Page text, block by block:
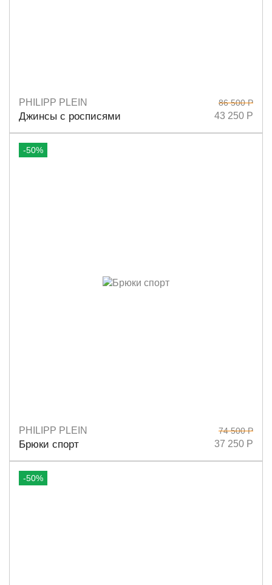
Размеры
PHILIPP PLEIN
Джинсы с росписями
86 500 Р
43 250 Р
-50%
Размеры
PHILIPP PLEIN
Брюки спорт
74 500 Р
37 250 Р
-50%